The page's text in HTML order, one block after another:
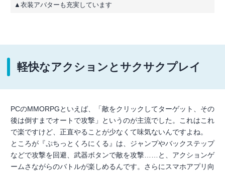
▲衣装アバターも充実しています
軽快なアクションとサクサクプレイ
PCのMMORPGといえば、「敵をクリックしてターゲット、その
後は倒すまでオートで攻撃」というのが主流でした。これはこれ
で楽ですけど、正直やることが少なくて味気ないんですよね。
ところが『ぷちっとくろにくる』は、ジャンプやバックステップ
などで攻撃を回避、武器ボタンで敵を攻撃……と、アクションゲ
ームさながらのバトルが楽しめるんです。さらにスマホアプリ向